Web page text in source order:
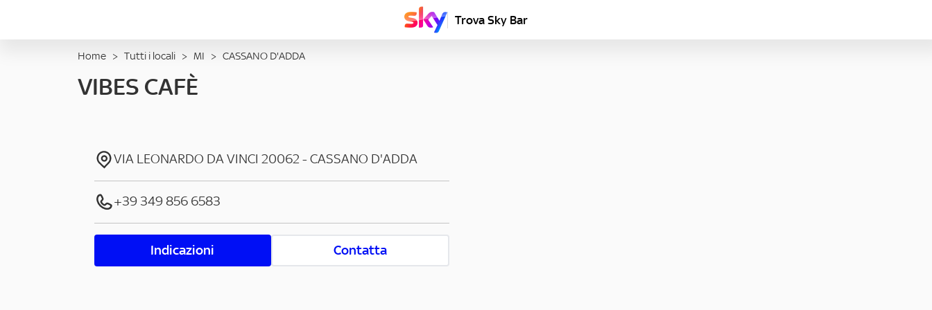
Trova Sky Bar
Home > Tutti i locali > MI > CASSANO D'ADDA
VIBES CAFÈ
VIA LEONARDO DA VINCI 20062-CASSANO D'ADDA
+39 349 856 6583
Indicazioni Contatta